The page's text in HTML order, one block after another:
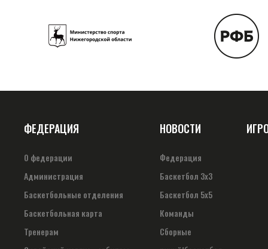
ФЕДЕРАЦИЯ
О федерации
Администрация
Баскетбольные отделения
Баскетбольная карта
Тренерам
НОВОСТИ
Федерация
Баскетбол 3х3
Баскетбол 5х5
Команды
Сборные